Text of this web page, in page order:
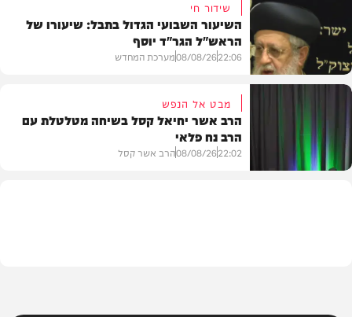
חדשות
וידאו
שידור חי
השיעור השבועי הגדול בתבל: שיעורו של
הראש"ל הגר"ד יוסף
22:06
08/08/26מערכת המחדש
מבט אל הנפש
הרב אשר יחיאל קסל בשיחה מטלטלת עם
הרב נח פלאי
22:02
08/08/26הרב אשר קסל